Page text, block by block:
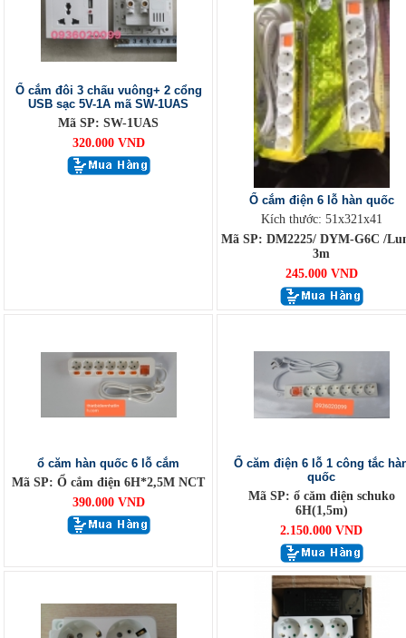
Ổ cắm đôi 3 chấu vuông+ 2 cổng
USB sạc 5V-1A mã SW-1UAS
Mã SP: SW-1UAS
320.000 VND
Ổ cắm điện 6 lỗ hàn quốc
Kích thước: 51x321x41
Mã SP: DM2225/ DYM-G6C /
3m
245.000 VND
ổ căm hàn quốc 6 lỗ cắm
Mã SP: Ổ cắm điện 6H*2,5M NCT
390.000 VND
Ổ căm điện 6 lỗ 1 công tắc
quốc
Mã SP: ổ căm điện schuko
6H(1,5m)
2.150.000 VND